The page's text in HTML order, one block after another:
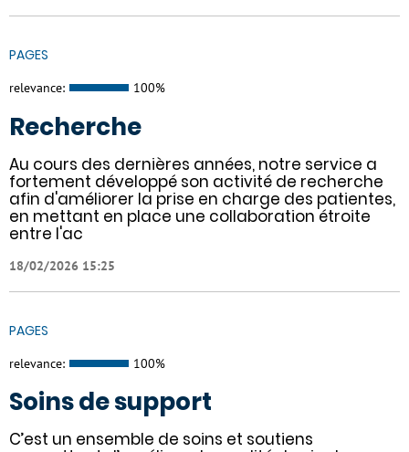
PAGES
relevance: 100%
Recherche
Au cours des dernières années, notre service a
fortement développé son activité de recherche
afin d'améliorer la prise en charge des patientes,
en mettant en place une collaboration étroite
entre l'ac
18/02/2026 15:25
PAGES
relevance: 100%
Soins de support
C’est un ensemble de soins et soutiens